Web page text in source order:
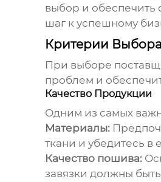
выбор и обеспечить
шаг к успешному
Критерии
При выборе
проблем и
Качество Продукции
Одним из самых
Материалы:
ткани и убедитесь в
Качество пошива:
завязки должны